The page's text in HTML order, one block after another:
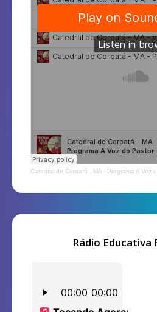
Catedral de Coroatá - MA · Programa A Voz
Rádio Educativa